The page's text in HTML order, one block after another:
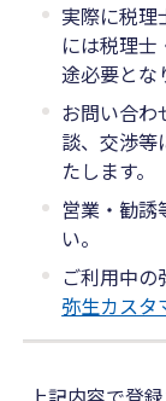
実際に税理
には税理
途必要とな
お問い合わ
談、交渉等
たします。
営業・勧誘
い。
ご利用中の
弥生カスタ